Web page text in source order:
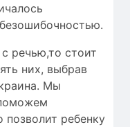
безошибочностью.
речью,то стоит
них, выбрав
Мы
позволит ребенку